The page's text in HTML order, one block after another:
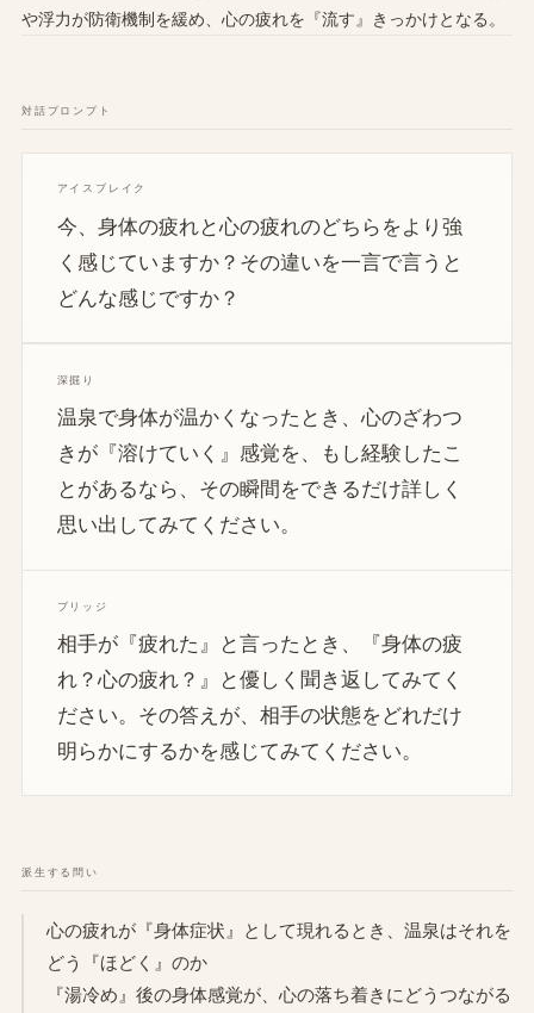
や浮力が防衛機制を緩め、心の疲れを『流す』きっかけとなる。
対話プロンプト
アイスブレイク
今、身体の疲れと心の疲れのどちらをより強
く感じていますか？その違いを一言で言うと
どんな感じですか？
深掘り
温泉で身体が温かくなったとき、心のざわつ
きが『溶けていく』感覚を、もし経験したこ
とがあるなら、その瞬間をできるだけ詳しく
思い出してみてください。
ブリッジ
相手が『疲れた』と言ったとき、『身体の疲
れ？心の疲れ？』と優しく聞き返してみてく
ださい。その答えが、相手の状態をどれだけ
明らかにするかを感じてみてください。
派生する問い
心の疲れが『身体症状』として現れるとき、温泉はそれを
どう『ほどく』のか
『湯冷め』後の身体感覚が、心の落ち着きにどうつながる